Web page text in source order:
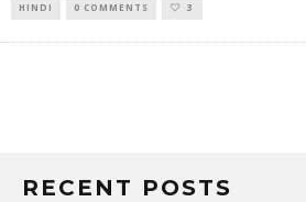
HINDI 0 COMMENTS 3
RECENT POSTS